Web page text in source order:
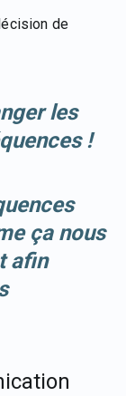
de
les
!
ça nous
afin